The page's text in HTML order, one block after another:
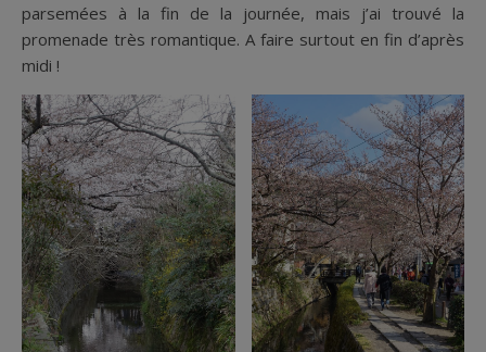
parsemées à la fin de la journée, mais j’ai trouvé la
promenade très romantique. A faire surtout en fin d’après
midi !